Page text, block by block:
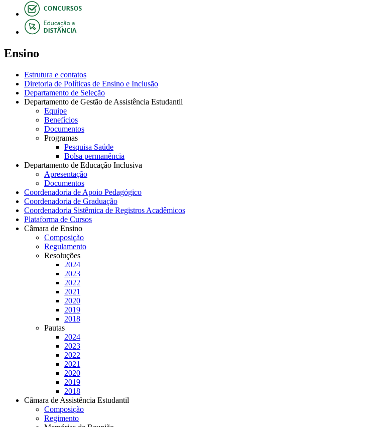
Ensino
Estrutura e contatos
Diretoria de Políticas de Ensino e Inclusão
Departamento de Seleção
Departamento de Gestão de Assistência Estudantil
Equipe
Benefícios
Documentos
Programas
Pesquisa Saúde
Bolsa permanência
Departamento de Educação Inclusiva
Apresentação
Documentos
Coordenadoria de Apoio Pedagógico
Coordenadoria de Graduação
Coordenadoria Sistêmica de Registros Acadêmicos
Plataforma de Cursos
Câmara de Ensino
Composição
Regulamento
Resoluções
2024
2023
2022
2021
2020
2019
2018
Pautas
2024
2023
2022
2021
2020
2019
2018
Câmara de Assistência Estudantil
Composição
Regimento